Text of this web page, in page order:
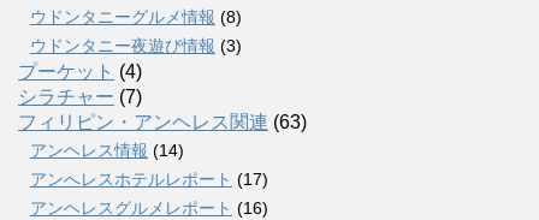
ウドンタニーグルメ情報 (8)
ウドンタニー夜遊び情報 (3)
プーケット (4)
シラチャー (7)
フィリピン・アンヘレス関連 (63)
アンヘレス情報 (14)
アンへレスホテルレポート (17)
アンヘレスグルメレポート (16)